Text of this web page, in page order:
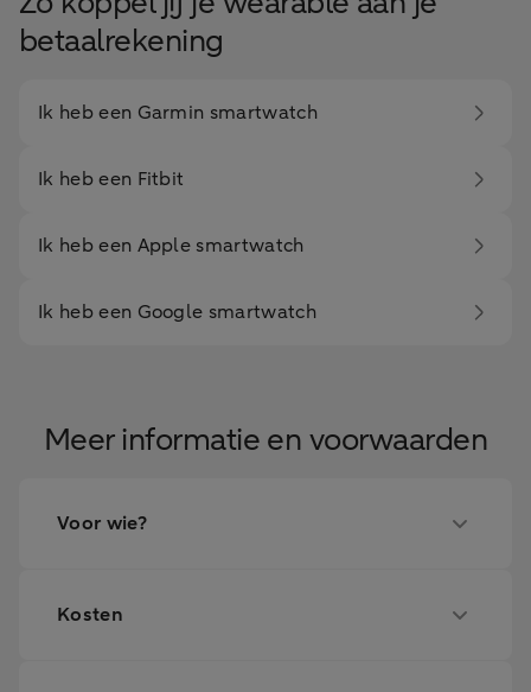
betaalrekening
Ik heb een Garmin smartwatch
Ik heb een Fitbit
Ik heb een Apple smartwatch
Ik heb een Google smartwatch
Meer informatie en voorwaarden
Voor wie?
Kosten